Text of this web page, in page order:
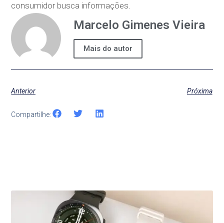
consumidor busca informações.
Marcelo Gimenes Vieira
Mais do autor
Anterior Próxima
Compartilhe:
Últimas Notícias